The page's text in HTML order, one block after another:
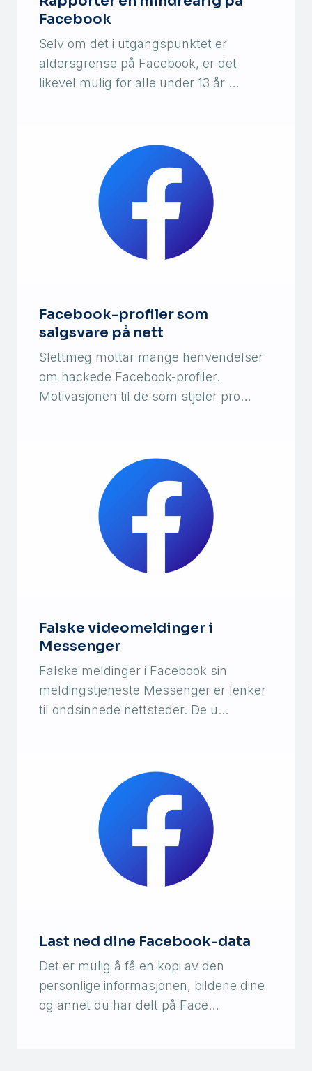
Facebook
Selv om det i utgangspunktet er
aldersgrense på Facebook, er det
likevel mulig for alle under 13 år …
Facebook-profiler som
salgsvare på nett
Slettmeg mottar mange henvendelser
om hackede Facebook-profiler.
Motivasjonen til de som stjeler pro…
Falske videomeldinger i
Messenger
Falske meldinger i Facebook sin
meldingstjeneste Messenger er lenker
til ondsinnede nettsteder. De u…
Last ned dine Facebook-data
Det er mulig å få en kopi av den
personlige informasjonen, bildene dine
og annet du har delt på Face…